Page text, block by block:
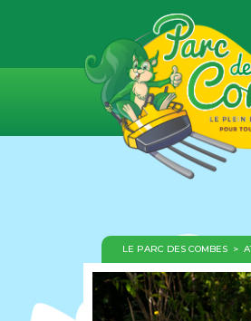
LE PARC DES COMBES >